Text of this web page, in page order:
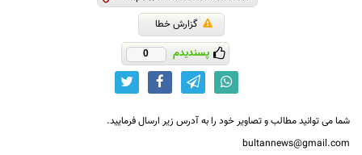
گزارش خطا
پسندیدم 0
شما می توانید مطالب و تصاویر خود را به آدرس زیر ارسال فرمایید.
bultannews@gmail.com